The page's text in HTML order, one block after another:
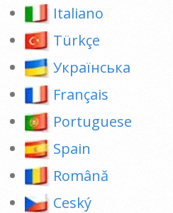
Italiano
Türkçe
Українська
Français
Portuguese
Spain
Română
Ceský